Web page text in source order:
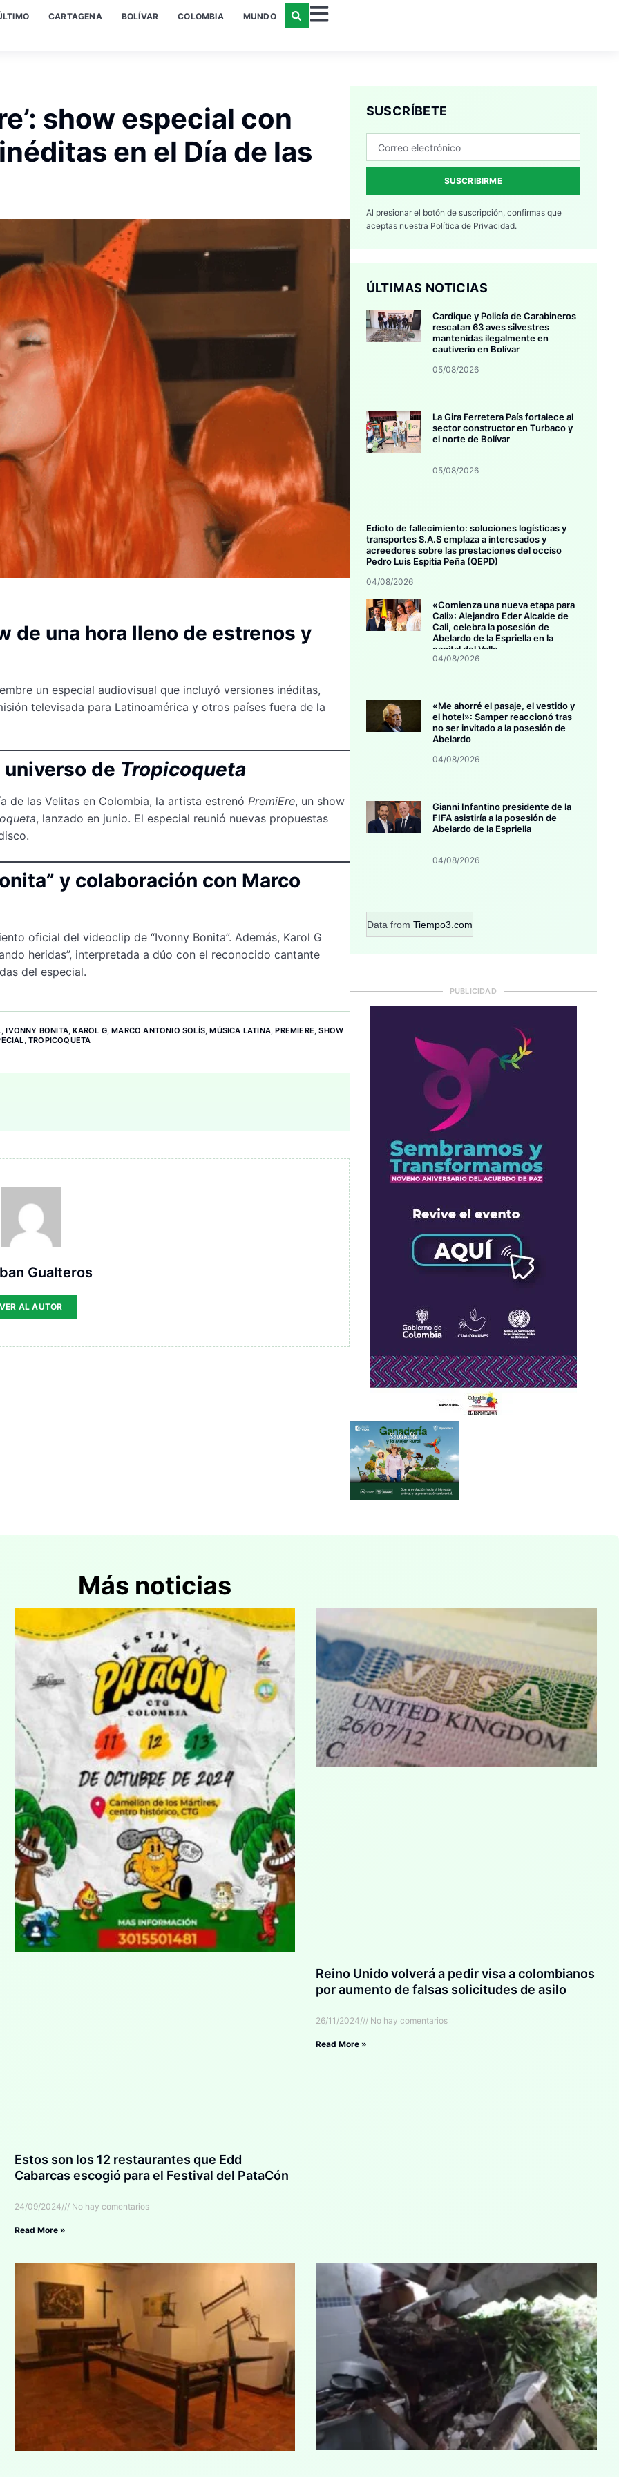
CARTAGENA BOLÍVAR COLOMBIA MUNDO
show especial con
en el Día de las
de una hora lleno de estrenos y
un especial audiovisual que incluyó versiones inéditas,
televisada para Latinoamérica y otros países fuera de la
de Tropicoqueta
de las Velitas en Colombia, la artista estrenó PremiEre, un show
, lanzado en junio. El especial reunió nuevas propuestas
y colaboración con Marco
oficial del videoclip de “Ivonny Bonita”. Además, Karol G
heridas”, interpretada a dúo con el reconocido cantante
del especial.
,IVONNY BONITA,KAROL G,MARCO ANTONIO SOLÍS,MÚSICA LATINA,PREMIERE,SHOW
,TROPICOQUETA
Gualteros
VER AL AUTOR
SUSCRÍBETE
SUSCRIBIRME
Al presionar el botón de suscripción, confirmas que
aceptas nuestra Política de Privacidad.
ÚLTIMAS NOTICIAS
Cardique y Policía de Carabineros
rescatan 63 aves silvestres
mantenidas ilegalmente en
cautiverio en Bolívar
05/08/2026
La Gira Ferretera País fortalece al
sector constructor en Turbaco y
el norte de Bolívar
05/08/2026
Edicto de fallecimiento: soluciones logísticas y
transportes S.A.S emplaza a interesados y
acreedores sobre las prestaciones del occiso
Pedro Luis Espitia Peña (QEPD)
04/08/2026
«Comienza una nueva etapa para
Cali»: Alejandro Eder Alcalde de
Cali, celebra la posesión de
Abelardo de la Espriella en la
capital del Valle
04/08/2026
«Me ahorré el pasaje, el vestido y
el hotel»: Samper reaccionó tras
no ser invitado a la posesión de
Abelardo
04/08/2026
Gianni Infantino presidente de la
FIFA asistiría a la posesión de
Abelardo de la Espriella
04/08/2026
Data from Tiempo3.com
PUBLICIDAD
Más noticias
Estos son los 12 restaurantes que Edd
Cabarcas escogió para el Festival del PataCón
24/09/2024 No hay comentarios
Read More »
Reino Unido volverá a pedir visa a colombianos
por aumento de falsas solicitudes de asilo
26/11/2024 No hay comentarios
Read More »